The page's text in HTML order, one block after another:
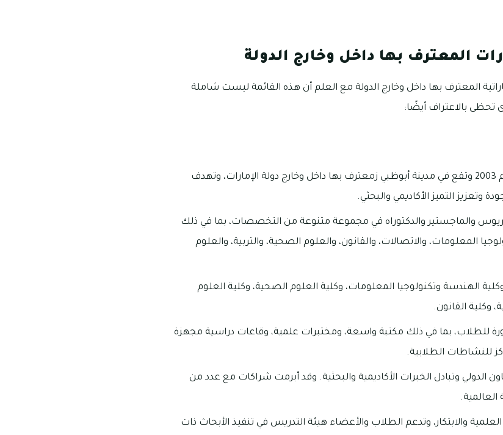
المعترف بها داخل وخارج الدولة
المعترف بها داخل وخارج الدولة مع العلم أن هذه القائمة ليست شاملة
تحظى بالاعتراف أيضًا:
هي جامعة خاصة تأسست في عام 2003 وتقع في مدينة أبوظبي زمعترف بها داخل وخارج دولة الإمارات، وتهدف
وتعزيز التميز الأكاديمي والبحثي.
والماجستير والدكتوراه في مجموعة متنوعة من التخصصات، بما في ذلك
المعلومات، والاتصالات، والقانون، والعلوم الصحية، والتربية، والعلوم
الهندسة وتكنولوجيا المعلومات، وكلية العلوم الصحية، وكلية العلوم
وكلية القانون.
للطلاب، بما في ذلك مكتبة واسعة، ومختبرات علمية، وقاعات دراسية مجهزة
للنشاطات الطلابية.
الدولي وتبادل الخبرات الأكاديمية والبحثية. وقد أبرمت شراكات مع عدد من
والابتكار، وتدعم الطلاب والأعضاء هيئة التدريس في تنفيذ الأبحاث ذات